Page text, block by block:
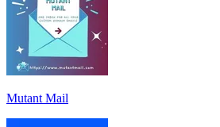
Mutant Mail